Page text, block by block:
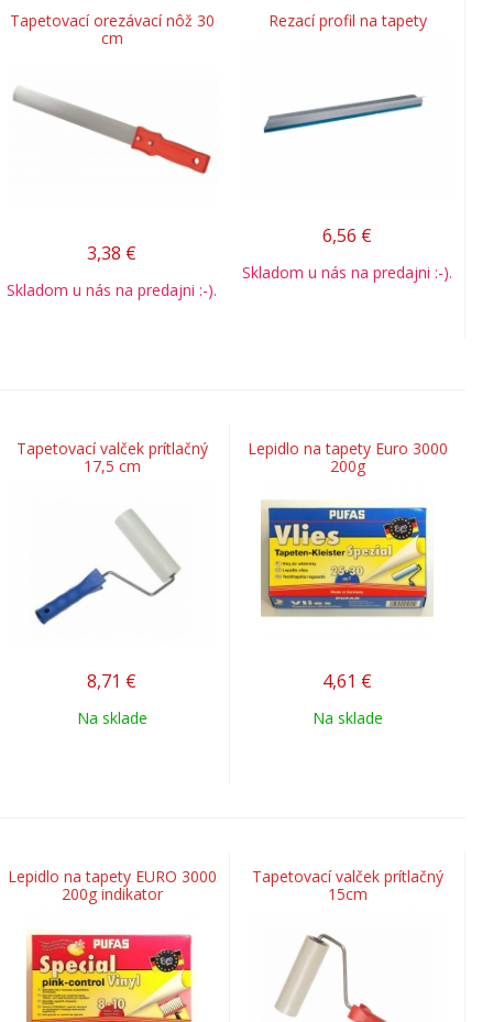
Tapetovací orezávací nôž 30
cm
3,38 €
Skladom u nás na predajni :-).
Rezací profil na tapety
6,56 €
Skladom u nás na predajni :-).
Tapetovací valček prítlačný
17,5 cm
8,71 €
Na sklade
Lepidlo na tapety Euro 3000
200g
4,61 €
Na sklade
Lepidlo na tapety EURO 3000
200g indikator
Tapetovací valček prítlačný
15cm